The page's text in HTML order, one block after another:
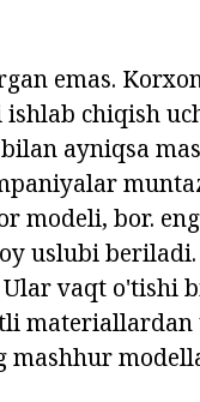
emas.
chiqish
ayniqsa
modeli, bor.
uslubi
vaqt o'tishi
mashhur